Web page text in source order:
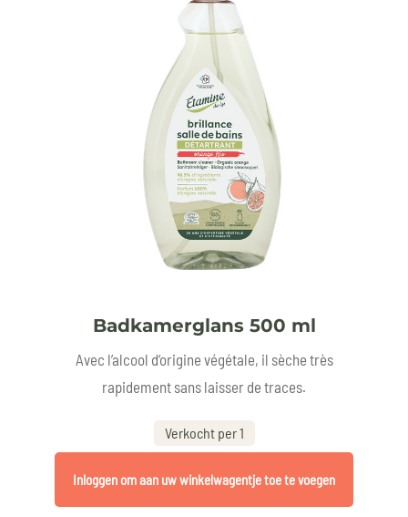
Badkamerglans 500 ml
Avec l’alcool d’origine végétale, il sèche très
rapidement sans laisser de traces.
Verkocht per 1
Inloggen om aan uw winkelwagentje toe te voegen